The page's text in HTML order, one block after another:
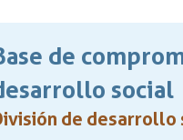
de
social
de desarrollo